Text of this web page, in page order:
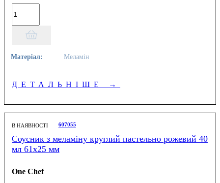
Матеріал: Меламін
ДЕТАЛЬНІШЕ →
В НАЯВНОСТІ 607055
Соусник з меламіну круглий пастельно рожевий 40
мл 61х25 мм
One Chef